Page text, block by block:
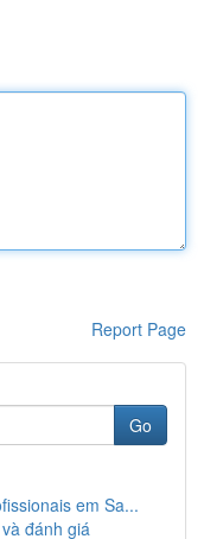
Report Page
Go
em Sa...
đánh giá